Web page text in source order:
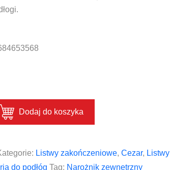
Dodaj do koszyka
Listwy zakończeniowe, Cezar, Listwy
do podłóg Tag: Narożnik zewnętrzny